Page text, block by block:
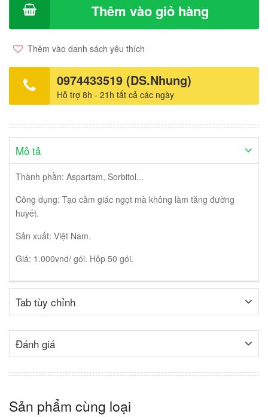
Thêm vào giỏ hàng
Thêm vào danh sách yêu thích
0974433519 (DS.Nhung)
Hỗ trợ 8h - 21h tất cả các ngày
Mô tả
Thành phần: Aspartam, Sorbitol...
Công dụng: Tạo cảm giác ngọt mà không làm tăng đường
huyết.
Sản xuất: Việt Nam.
Giá: 1.000vnd/ gói. Hộp 50 gói.
Tab tùy chỉnh
Đánh giá
Sản phẩm cùng loại